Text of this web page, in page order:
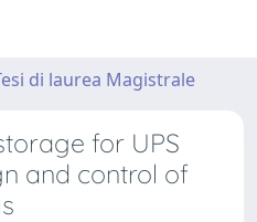
di laurea Magistrale
for UPS
and control of